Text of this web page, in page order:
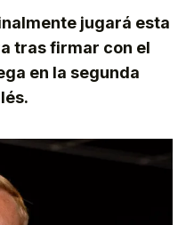
jugará esta
tras firmar con el
en la segunda